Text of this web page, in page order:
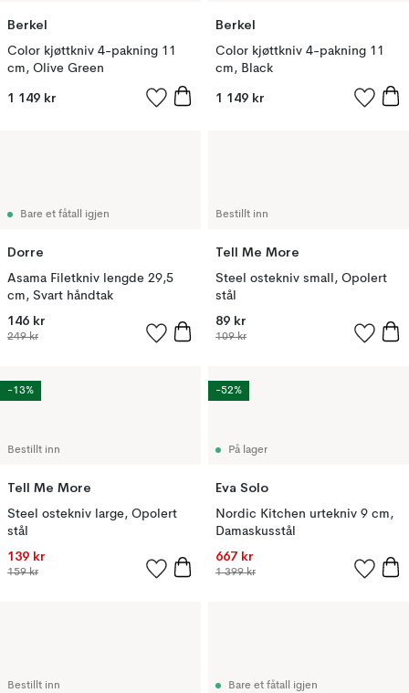
Berkel
Color kjøttkniv 4-pakning 11
cm, Olive Green
1 149 kr
Berkel
Color kjøttkniv 4-pakning 11
cm, Black
1 149 kr
Bare et fåtall igjen
Dorre
Asama Filetkniv lengde 29,5
cm, Svart håndtak
146 kr
249 kr
Bestillt inn
Tell Me More
Steel ostekniv small, Opolert
stål
89 kr
109 kr
Bestillt inn
Tell Me More
Steel ostekniv large, Opolert
stål
139 kr
159 kr
-13%
På lager
Eva Solo
Nordic Kitchen urtekniv 9 cm,
Damaskusstål
667 kr
1 399 kr
-52%
Bestillt inn Bare et fåtall igjen